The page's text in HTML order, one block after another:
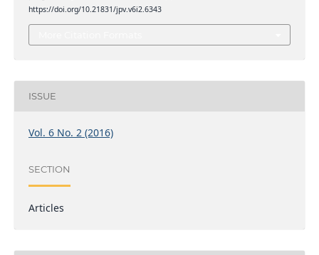
https://doi.org/10.21831/jpv.v6i2.6343
ISSUE
Vol. 6 No. 2 (2016)
SECTION
Articles